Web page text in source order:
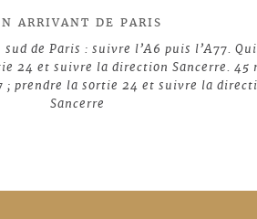
ARRIVANT DE PARIS
sud de Paris : suivre l’A6 puis l’A77.
24 et suivre la direction Sancerre. 45
; prendre la sortie 24 et suivre la
Sancerre